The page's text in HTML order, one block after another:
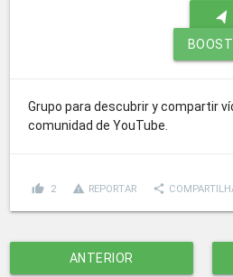
navigation
BOOST
Grupo para descubrir y compartir
comunidad de YouTube.
thumb_up 2 report_problem REPORTAR share
ANTERIOR